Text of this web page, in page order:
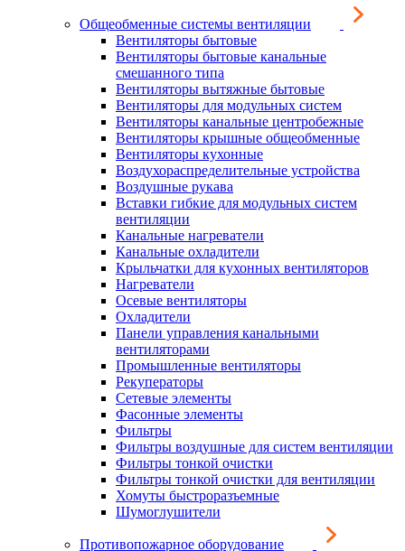
Общеобменные системы вентиляции
Вентиляторы бытовые
Вентиляторы бытовые канальные
смешанного типа
Вентиляторы вытяжные бытовые
Вентиляторы для модульных систем
Вентиляторы канальные центробежные
Вентиляторы крышные общеобменные
Вентиляторы кухонные
Воздухораспределительные устройства
Воздушные рукава
Вставки гибкие для модульных систем
вентиляции
Канальные нагреватели
Канальные охладители
Крыльчатки для кухонных вентиляторов
Нагреватели
Осевые вентиляторы
Охладители
Панели управления канальными
вентиляторами
Промышленные вентиляторы
Рекуператоры
Сетевые элементы
Фасонные элементы
Фильтры
Фильтры воздушные для систем вентиляции
Фильтры тонкой очистки
Фильтры тонкой очистки для вентиляции
Хомуты быстроразъемные
Шумоглушители
Противопожарное оборудование